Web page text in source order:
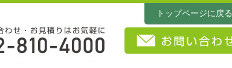
トップページに戻る